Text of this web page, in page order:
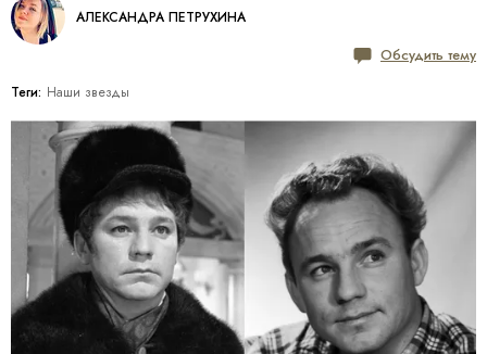
АЛЕКСАНДРА ПЕТРУХИНА
Обсудить тему
Теги: Наши звезды